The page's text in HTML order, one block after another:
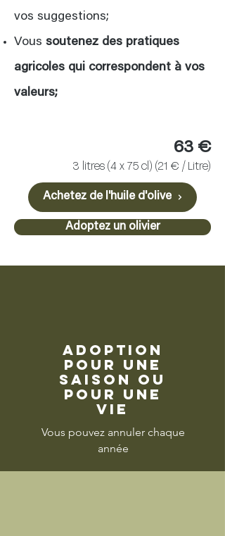
vos suggestions;
Vous soutenez des pratiques
agricoles qui correspondent à vos
valeurs;
63 €
3 litres (4 x 75 cl) (21 € / Litre)
Achetez de l'huile d'olive
Adoptez un olivier
adoption
pour une
saison ou
pour une
vie
Vous pouvez annuler chaque
année